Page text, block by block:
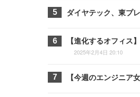
ダイヤテック、東プ
【進化するオフィス
2025年2月4日 20:10
【今週のエンジニ